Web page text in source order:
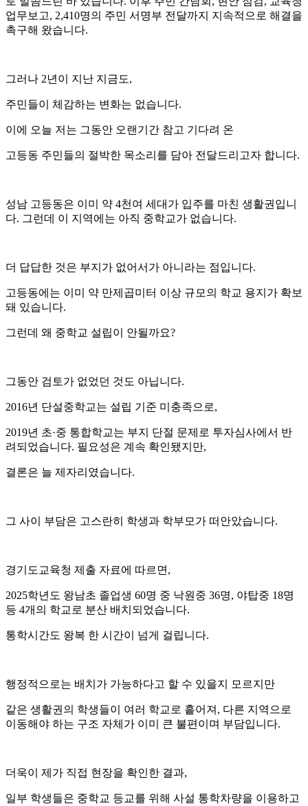
업무보고, 2,410명의 주민 서명부 전달까지 지속적으로 해결을
촉구해 왔습니다.
그러나 2년이 지난 지금도,
주민들이 체감하는 변화는 없습니다.
이에 오늘 저는 그동안 오랜기간 참고 기다려 온
고등동 주민들의 절박한 목소리를 담아 전달드리고자 합니다.
성남 고등동은 이미 약 4천여 세대가 입주를 마친 생활권입니
다. 그런데 이 지역에는 아직 중학교가 없습니다.
더 답답한 것은 부지가 없어서가 아니라는 점입니다.
고등동에는 이미 약 만제곱미터 이상 규모의 학교 용지가 확보
돼 있습니다.
그런데 왜 중학교 설립이 안될까요?
그동안 검토가 없었던 것도 아닙니다.
2016년 단설중학교는 설립 기준 미충족으로,
2019년 초·중 통합학교는 부지 단절 문제로 투자심사에서 반
려되었습니다. 필요성은 계속 확인됐지만,
결론은 늘 제자리였습니다.
그 사이 부담은 고스란히 학생과 학부모가 떠안았습니다.
경기도교육청 제출 자료에 따르면,
2025학년도 왕남초 졸업생 60명 중 낙원중 36명, 야탑중 18명
등 4개의 학교로 분산 배치되었습니다.
통학시간도 왕복 한 시간이 넘게 걸립니다.
행정적으로는 배치가 가능하다고 할 수 있을지 모르지만
같은 생활권의 학생들이 여러 학교로 흩어져, 다른 지역으로
이동해야 하는 구조 자체가 이미 큰 불편이며 부담입니다.
더욱이 제가 직접 현장을 확인한 결과,
일부 학생들은 중학교 등교를 위해 사설 통학차량을 이용하고